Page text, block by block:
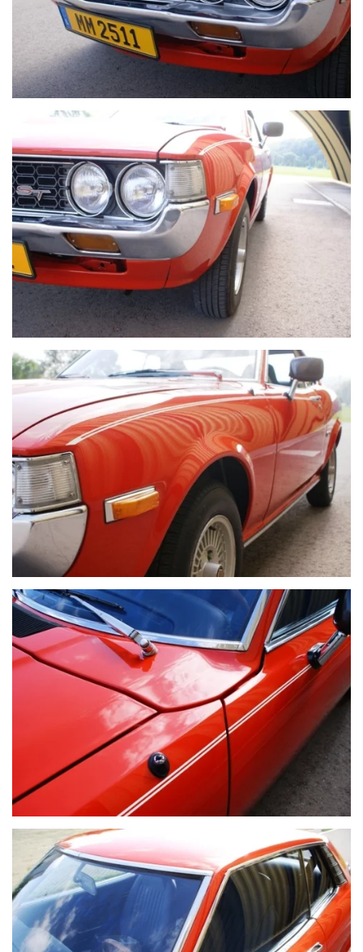
VOIR PLUS
VOIR PLUS
VOIR PLUS
VOIR PLUS